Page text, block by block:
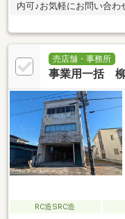
内可♪お気軽にお問い合わ
売店舗・事務所
事業用一括 柳
RC造SRC造